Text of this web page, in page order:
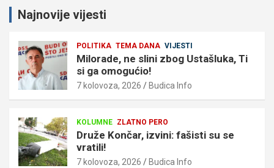
Najnovije vijesti
POLITIKA TEMA DANA VIJESTI
Milorade, ne slini zbog Ustašluka, Ti
si ga omogućio!
7 kolovoza, 2026 Budica Info
KOLUMNE ZLATNO PERO
Druže Končar, izvini: fašisti su se
vratili!
7 kolovoza, 2026 Budica Info